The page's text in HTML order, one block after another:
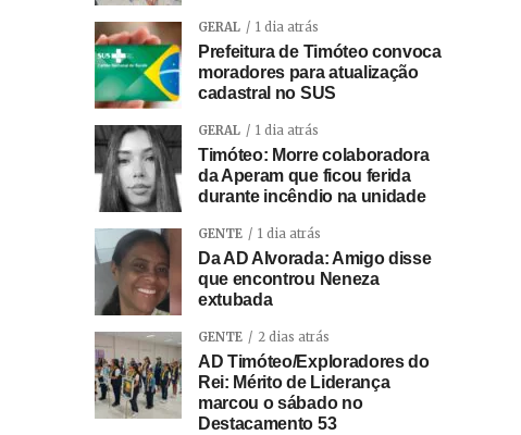
GERAL 1 dia atrás
Prefeitura de Timóteo convoca
moradores para atualização
cadastral no SUS
GERAL 1 dia atrás
Timóteo: Morre colaboradora
da Aperam que ficou ferida
durante incêndio na unidade
GENTE 1 dia atrás
Da AD Alvorada: Amigo disse
que encontrou Neneza
extubada
GENTE 2 dias atrás
AD Timóteo/Exploradores do
Rei: Mérito de Liderança
marcou o sábado no
Destacamento 53